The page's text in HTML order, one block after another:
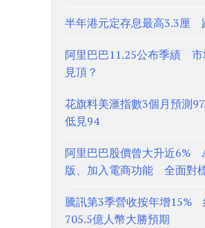
半年港元定存息最高3.3厘
阿里巴巴11.25公布季績 市
見頂？
花旗料美滙指數3個月預測
低見94
阿里巴巴股價曾大升近6%
版、加入電商功能 全面對
騰訊第3季營收按年增15%
705.5億人幣大勝預期